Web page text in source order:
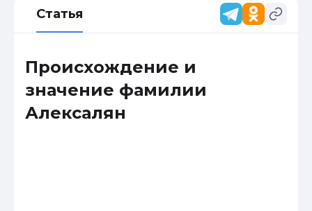
Статья
Происхождение и
значение фамилии
Алексалян